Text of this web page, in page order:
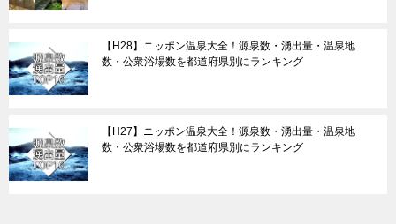
【H28】ニッポン温泉大全！源泉数・湧出量・温泉地
数・公衆浴場数を都道府県別にランキング
【H27】ニッポン温泉大全！源泉数・湧出量・温泉地
数・公衆浴場数を都道府県別にランキング